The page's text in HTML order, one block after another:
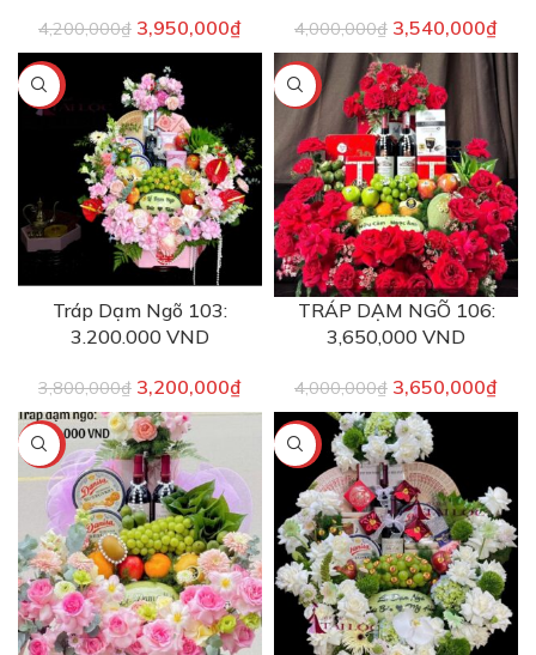
4,200,000₫ 3,950,000₫ 4,000,000₫ 3,540,000₫
-16%
Tráp Dạm Ngõ 103:
3.200.000 VND
3,800,000₫ 3,200,000₫
-9%
TRÁP DẠM NGÕ 106:
3,650,000 VND
4,000,000₫ 3,650,000₫
-7% -13%